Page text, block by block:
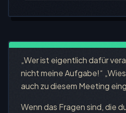
„Wer ist eigentlich dafür
nicht meine Aufgabe!“
auch zu diesem Meeting
Wenn das Fragen sind, die